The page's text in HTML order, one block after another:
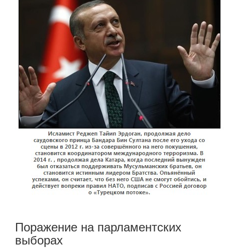
Поражение на парламентских
выборах